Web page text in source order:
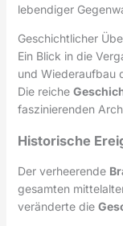
lebendiger
Geschichtlicher
Ein Blick in die
und Wiederaufbau
Die reiche
faszinierenden
Historische
Der verheerende
gesamten
veränderte die